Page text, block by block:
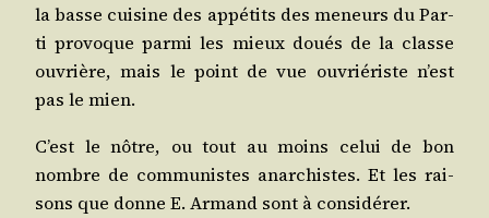
la basse cui­sine des appé­tits des meneurs du Par­
ti pro­voque par­mi les mieux doués de la classe
ouvrière, mais le point de vue ouvrié­riste n’est
pas le mien.
C’est le nôtre, ou tout au moins celui de bon
nombre de com­mu­nistes anar­chistes. Et les rai­
sons que donne E. Armand sont à considérer.